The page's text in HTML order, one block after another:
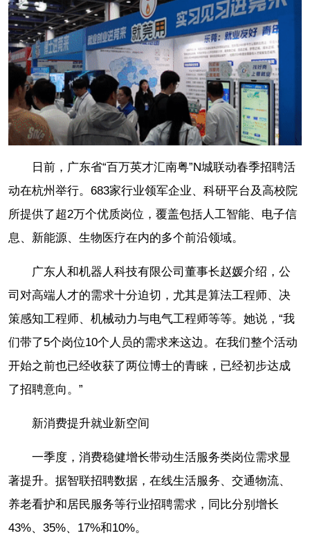
日前，广东省“百万英才汇南粤”N城联动春季招聘活
动在杭州举行。683家行业领军企业、科研平台及高校院
所提供了超2万个优质岗位，覆盖包括人工智能、电子信
息、新能源、生物医疗在内的多个前沿领域。
广东人和机器人科技有限公司董事长赵媛介绍，公
司对高端人才的需求十分迫切，尤其是算法工程师、决
策感知工程师、机械动力与电气工程师等等。她说，“我
们带了5个岗位10个人员的需求来这边。在我们整个活动
开始之前也已经收获了两位博士的青睐，已经初步达成
了招聘意向。”
新消费提升就业新空间
一季度，消费稳健增长带动生活服务类岗位需求显
著提升。据智联招聘数据，在线生活服务、交通物流、
养老看护和居民服务等行业招聘需求，同比分别增长
43%、35%、17%和10%。